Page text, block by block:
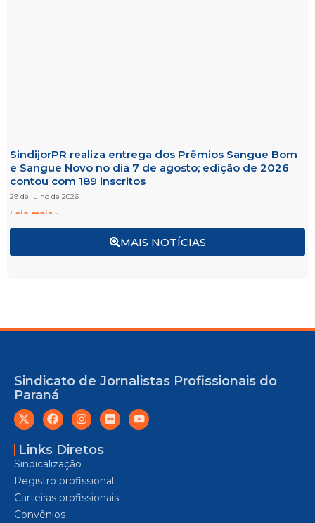
MAIS NOTÍCIAS
SindijorPR realiza entrega dos Prêmios Sangue Bom
e Sangue Novo no dia 7 de agosto; edição de 2026
contou com 189 inscritos
29 de julho de 2026
Leia mais »
Sindicato de Jornalistas Profissionais do
Paraná
Links Diretos
Sindicalização
Registro profissional
Carteiras profissionais
Convênios